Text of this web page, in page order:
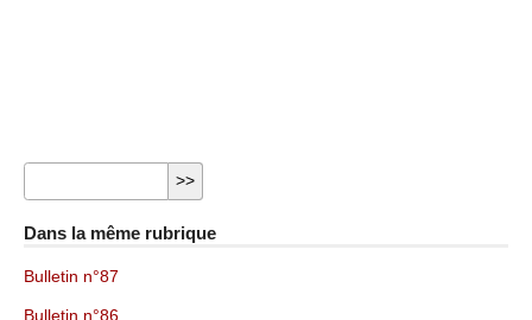
Dans la même rubrique
Bulletin n°87
Bulletin n°86